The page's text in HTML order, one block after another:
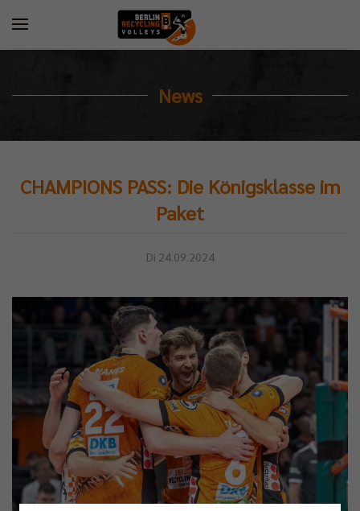
News
CHAMPIONS PASS: Die Königsklasse im
Paket
Di 24.09.2024